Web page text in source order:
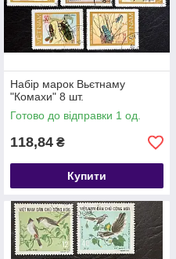
Набір марок Вьєтнаму
"Комахи" 8 шт.
Готово до відправки 1 од.
118,84 ₴
Купити